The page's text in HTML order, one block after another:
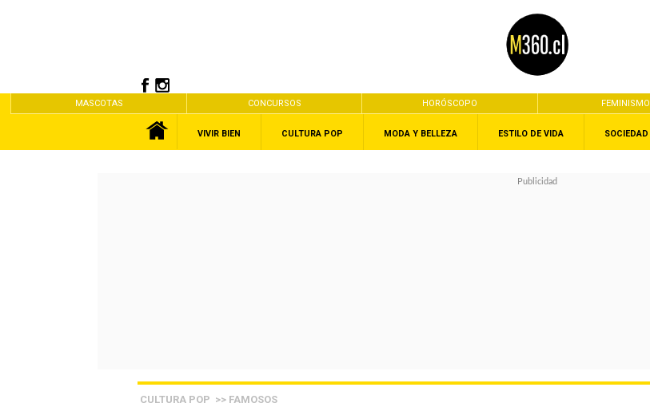
MASCOTAS CONCURSOS HORÓSCOPO FEMINISMO
VIVIR BIEN CULTURA POP MODA Y BELLEZA ESTILO DE VIDA SOCIEDAD
CULTURA POP >> FAMOSOS